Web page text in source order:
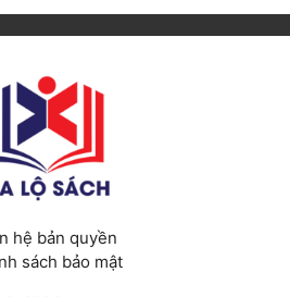
hệ bản quyền
sách bảo mật